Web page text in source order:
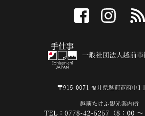
facebook instagram
一般社団法人越前
〒915-0071 福井県越前市府中1
越前たけふ観光案内所
TEL：0778-42-5257（8：00 ～